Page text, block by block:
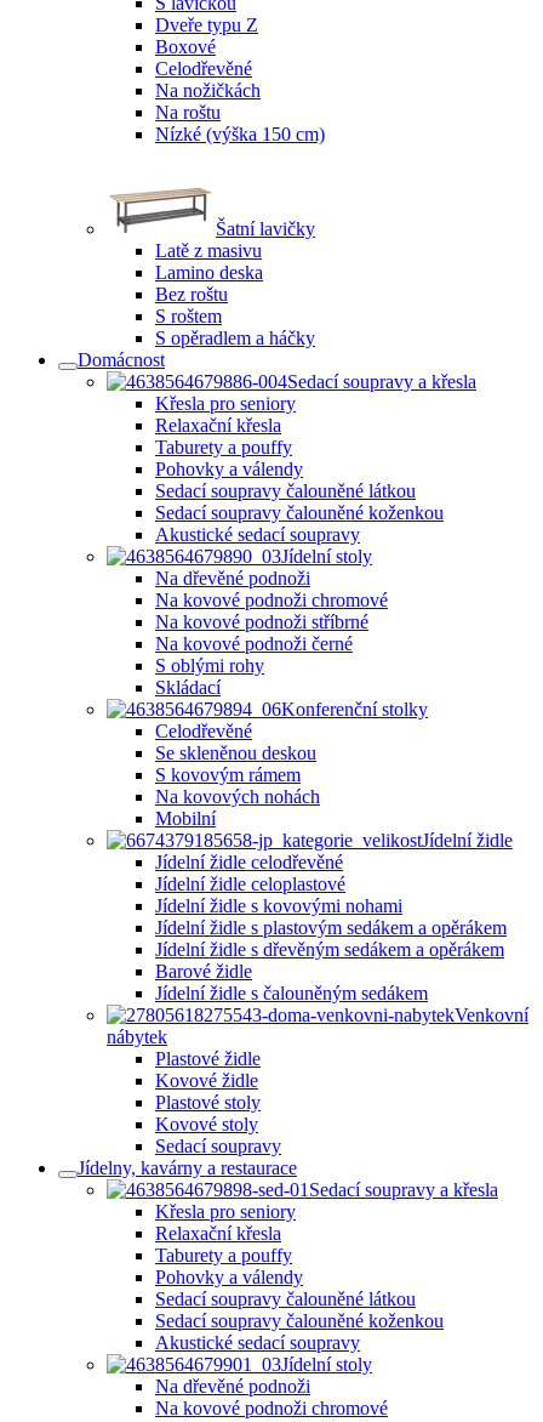
Dveře typu Z
Boxové
Celodřevěné
Na nožičkách
Na roštu
Nízké (výška 150 cm)
Šatní lavičky
Latě z masivu
Lamino deska
Bez roštu
S roštem
S opěradlem a háčky
Domácnost
Sedací soupravy a křesla
Křesla pro seniory
Relaxační křesla
Taburety a pouffy
Pohovky a válendy
Sedací soupravy čalouněné látkou
Sedací soupravy čalouněné koženkou
Akustické sedací soupravy
Jídelní stoly
Na dřevěné podnoži
Na kovové podnoži chromové
Na kovové podnoži stříbrné
Na kovové podnoži černé
S oblými rohy
Skládací
Konferenční stolky
Celodřevěné
Se skleněnou deskou
S kovovým rámem
Na kovových nohách
Mobilní
Jídelní židle
Jídelní židle celodřevěné
Jídelní židle celoplastové
Jídelní židle s kovovými nohami
Jídelní židle s plastovým sedákem a opěrákem
Jídelní židle s dřevěným sedákem a opěrákem
Barové židle
Jídelní židle s čalouněným sedákem
Venkovní
nábytek
Plastové židle
Kovové židle
Plastové stoly
Kovové stoly
Sedací soupravy
Jídelny, kavárny a restaurace
Sedací soupravy a křesla
Křesla pro seniory
Relaxační křesla
Taburety a pouffy
Pohovky a válendy
Sedací soupravy čalouněné látkou
Sedací soupravy čalouněné koženkou
Akustické sedací soupravy
Jídelní stoly
Na dřevěné podnoži
Na kovové podnoži chromové